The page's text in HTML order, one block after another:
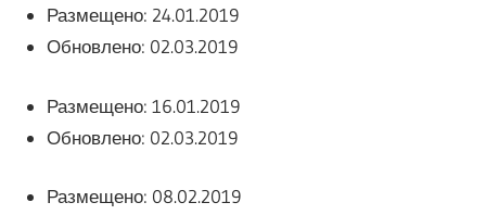
Размещено: 24.01.2019
Обновлено: 02.03.2019
Размещено: 16.01.2019
Обновлено: 02.03.2019
Размещено: 08.02.2019